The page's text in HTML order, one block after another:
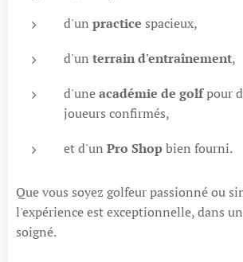
d'un practice spacieux,
d'un terrain d'entraînement,
d'uneacadémie de golfpour
joueurs confirmés,
et d'un Pro Shopbien fourni.
Que vous soyez golfeur passionné ou
l'expérience est exceptionnelle, dans
soigné.